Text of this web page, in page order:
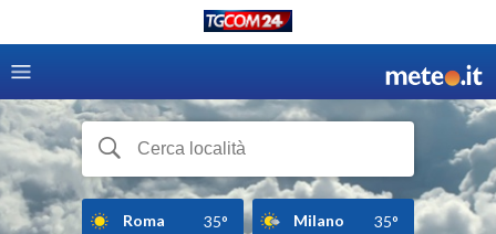
Roma 35° Milano 35°